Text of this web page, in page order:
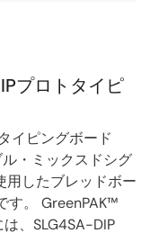
プロトタイピ
イピングボード
・ミックスドシグ
用したブレッドボー
す。 GreenPAK™
、SLG4SA-DIP